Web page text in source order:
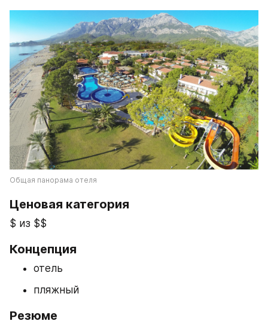
Общая панорама отеля
Ценовая категория
$ из $$
Концепция
отель
пляжный
Резюме